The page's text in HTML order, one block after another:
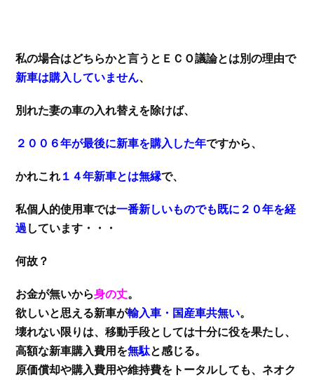
私の場合はどちらかと言うとＥＣＯ議論とは別の理由で
新車は購入していません、
別れた妻の車の入れ替えを除けば、
２００６年が最後に新車を購入した年ですから、
かれこれ １４年新車とは無縁で、
私個人的使用車では一番新しいものでも既に２０年を経
過 しています・・・
何故？
お金が無いから身の丈。
欲しいと思える新車が輸入車・国産車共無い。
壊れない限りは、移動手段としては十分に役を果たし、
高額な新車購入費用を無駄と感じる。
原価償却や購入費用や維持費をトータルしても、ネオク